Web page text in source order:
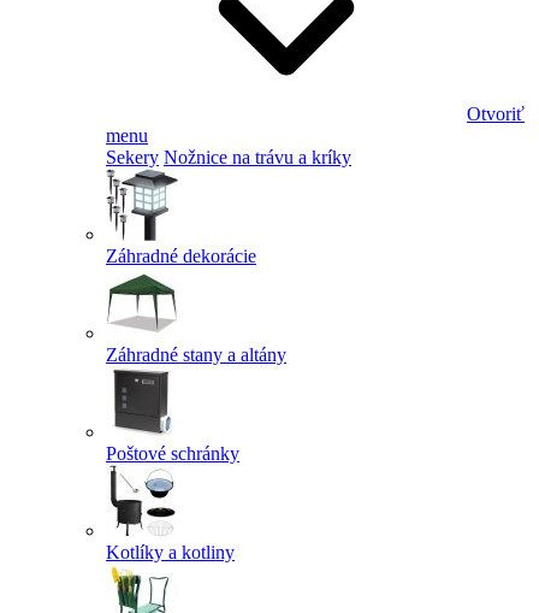
Otvoriť
menu
Sekery Nožnice na trávu a kríky
Záhradné dekorácie
Záhradné stany a altány
Poštové schránky
Kotlíky a kotliny